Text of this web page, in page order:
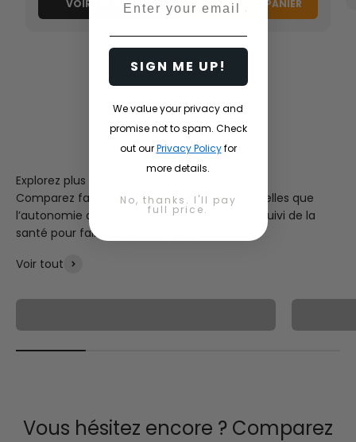
VOIR LES DÉTAILS AJOUTER AU PANIER
Explorez plus de styles
Comparez facilement des caractéristiques telles que
l’autonomie de la batterie, la durabilité et le suivi de la
santé pour faire le meilleur choix.
Voir tout
Vous hésitez encore ? Comparez
SIGN ME UP!
We value your privacy and
promise not to spam. Check
out ourPrivacy Policyfor
more details.
No, thanks. I'll pay
full price.